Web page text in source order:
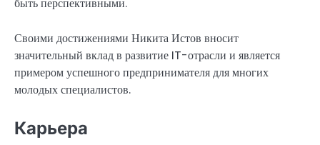
быть перспективными.
Своими достижениями Никита Истов вносит
значительный вклад в развитие IT-отрасли и является
примером успешного предпринимателя для многих
молодых специалистов.
Карьера